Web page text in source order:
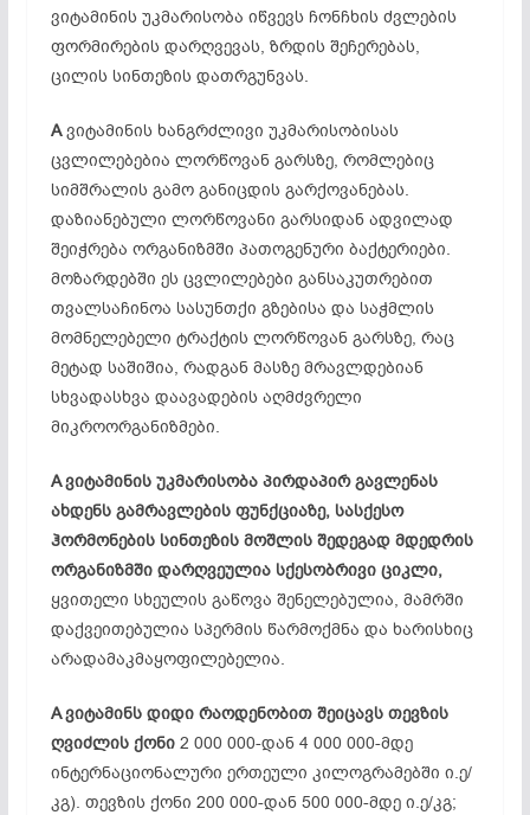
ვიტამინის უკმარისობა იწვევს ჩონჩხის ძვლების
ფორმირების დარღვევას, ზრდის შეჩერებას,
ცილის სინთეზის დათრგუნვას.
Aვიტამინის ხანგრძლივი უკმარისობისას
ცვლილებებია ლორწოვან გარსზე, რომლებიც
სიმშრალის გამო განიცდის გარქოვანებას.
დაზიანებული ლორწოვანი გარსიდან ადვილად
შეიჭრება ორგანიზმში პათოგენური ბაქტერიები.
მოზარდებში ეს ცვლილებები განსაკუთრებით
თვალსაჩინოა სასუნთქი გზებისა და საჭმლის
მომნელებელი ტრაქტის ლორწოვან გარსზე, რაც
მეტად საშიშია, რადგან მასზე მრავლდებიან
სხვადასხვა დაავადების აღმძვრელი
მიკროორგანიზმები.
Aვიტამინის უკმარისობა პირდაპირგავლენას
ახდენს გამრავლების ფუნქციაზე, სასქესო
ჰორმონების სინთეზის მოშლის შედეგად მდედრის
ორგანიზმში დარღვეულია სქესობრივი ციკლი,
ყვითელი სხეულის გაწოვა შენელებულია, მამრში
დაქვეითებულია სპერმის წარმოქმნა და ხარისხიც
არადამაკმაყოფილებელია.
Aვიტამინს დიდი რაოდენობით შეიცავს თევზის
ღვიძლის ქონი2 000 000-დან 4 000 000-მდე
ინტერნაციონალური ერთეული კილოგრამებში ი.ე/
კგ). თევზის ქონი 200 000-დან 500 000-მდე ი.ე/კგ;